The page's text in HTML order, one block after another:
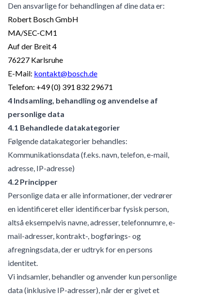
Den ansvarlige for behandlingen af dine data er:
Robert Bosch GmbH
MA/SEC-CM1
Auf der Breit 4
76227 Karlsruhe
E-Mail: kontakt@bosch.de
Telefon: +49 (0) 391 832 29671
4 Indsamling, behandling og anvendelse af
personlige data
4.1 Behandlede datakategorier
Følgende datakategorier behandles:
Kommunikationsdata (f.eks. navn, telefon, e-mail,
adresse, IP-adresse)
4.2 Principper
Personlige data er alle informationer, der vedrører
en identificeret eller identificerbar fysisk person,
altså eksempelvis navne, adresser, telefonnumre, e-
mail-adresser, kontrakt-, bogførings- og
afregningsdata, der er udtryk for en persons
identitet.
Vi indsamler, behandler og anvender kun personlige
data (inklusive IP-adresser), når der er givet et